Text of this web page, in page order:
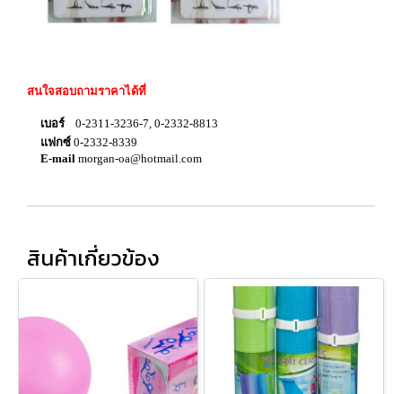
สนใจสอบถามราคาได้ที่
เบอร์
0-2311-3236-7, 0-2332-8813
แฟกซ์ 0-2332-8339
E-mail morgan-oa@hotmail.com
สินค้าเกี่ยวข้อง